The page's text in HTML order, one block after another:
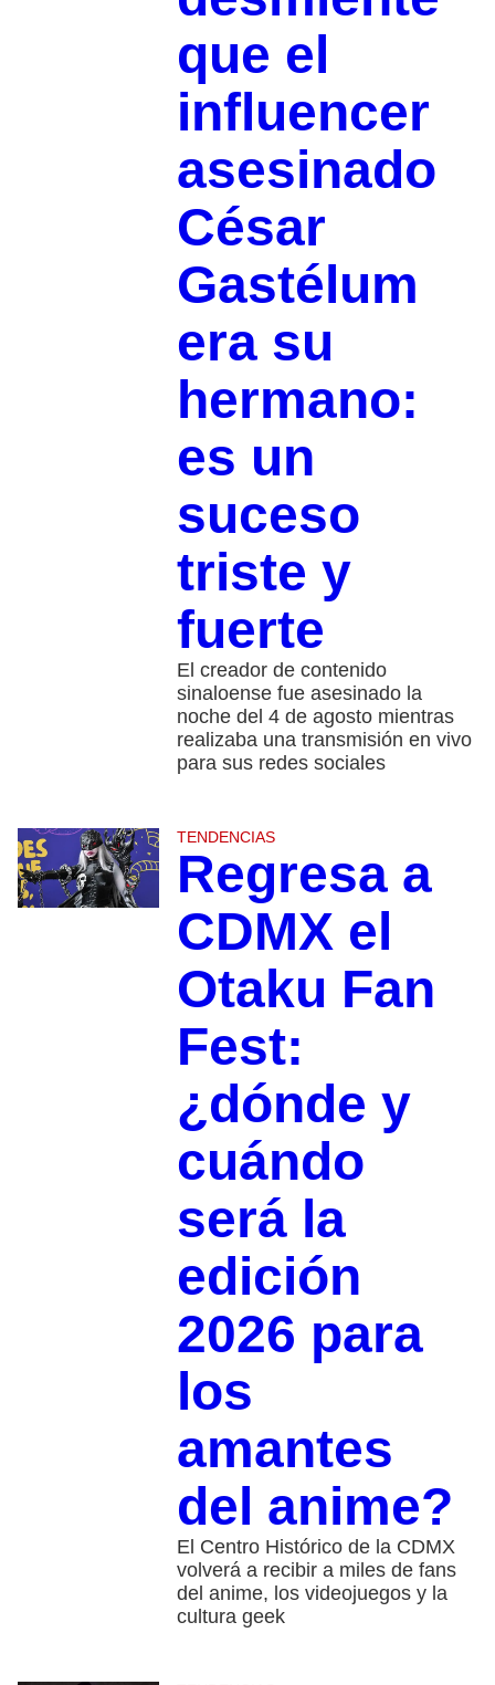
que el
influencer
asesinado
César
Gastélum
era su
hermano:
es un
suceso
triste y
fuerte
El creador de contenido
sinaloense fue asesinado la
noche del 4 de agosto mientras
realizaba una transmisión en vivo
para sus redes sociales
TENDENCIAS
Regresa a
CDMX el
Otaku Fan
Fest:
¿dónde y
cuándo
será la
edición
2026 para
los
amantes
del anime?
El Centro Histórico de la CDMX
volverá a recibir a miles de fans
del anime, los videojuegos y la
cultura geek